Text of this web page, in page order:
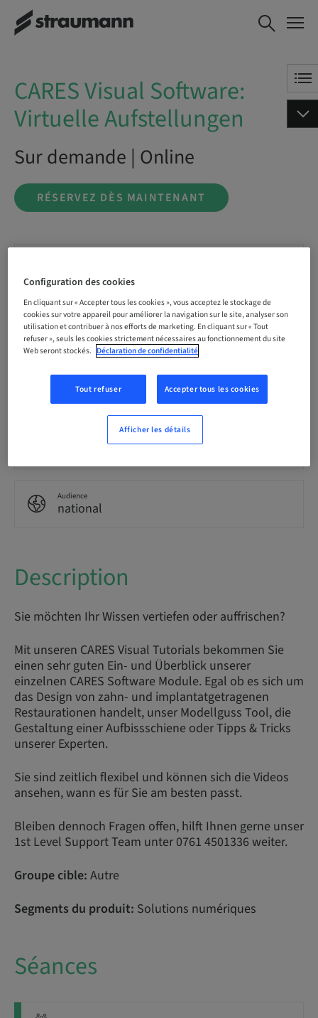
CARES Visual
Software:
CARES Visual Software:
Virtuelle Aufstellungen
Sur demande | Online
RÉSERVEZ DÈS MAINTENANT
Langue
Allemand
Points
0.00 Points
Cours en ligne
Audience
national
Description
Sie möchten Ihr Wissen vertiefen oder auffrischen?
Mit unseren CARES Visual Tutorials bekommen Sie
einen sehr guten Ein- und Überblick unserer
einzelnen CARES Software Module. Egal ob es sich um
das Design von zahn- und implantatgetragenen
Restaurationen handelt, unser Modellguss Tool, die
Gestaltung einer Aufbissschiene oder Tipps & Tricks
unserer Experten.
Sie sind zeitlich flexibel und können sich die Videos
ansehen, wann es für Sie am besten passt.
Bleiben dennoch Fragen offen, hilft Ihnen gerne unser
1st Level Support Team unter 0761 4501336 weiter.
Groupe cible: Autre
Segments du produit: Solutions numériques
Séances
Configuration des cookies
En cliquant sur « Accepter tous les cookies », vous acceptez le stockage de
cookies sur votre appareil pour améliorer la navigation sur le site, analyser son
utilisation et contribuer à nos efforts de marketing. En cliquant sur « Tout
refuser », seuls les cookies strictement nécessaires au fonctionnement du site
Web seront stockés. Déclaration de confidentialité
Tout refuser Accepter tous les cookies
Afficher les détails